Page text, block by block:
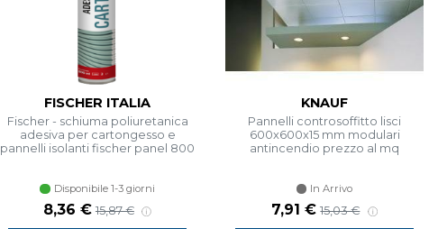
FISCHER ITALIA
Fischer - schiuma poliuretanica
adesiva per cartongesso e
pannelli isolanti fischer panel 800
Disponibile 1-3 giorni
Prezzo scontato
8,36 € Prezzo di listino
15,87 €
KNAUF
Pannelli controsoffitto lisci
600x600x15 mm modulari
antincendio prezzo al mq
In Arrivo
Prezzo scontato
7,91 € Prezzo di listino
15,03 €